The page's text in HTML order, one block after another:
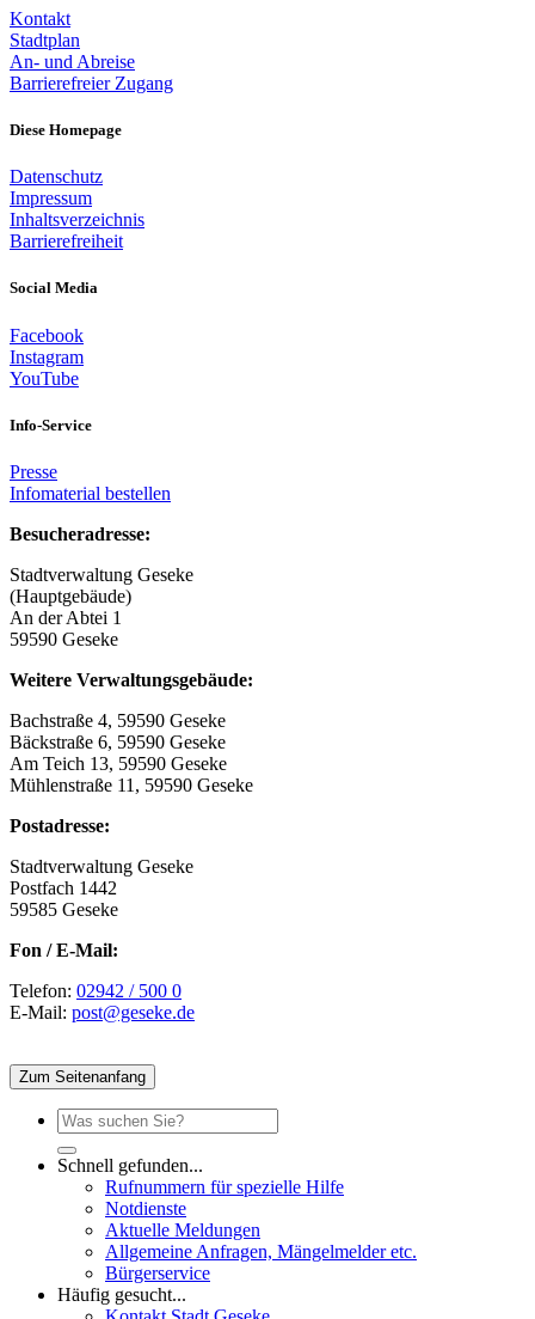
Kontakt
Stadtplan
An- und Abreise
Barrierefreier Zugang
Diese Homepage
Datenschutz
Impressum
Inhaltsverzeichnis
Barrierefreiheit
Social Media
Facebook
Instagram
YouTube
Info-Service
Presse
Infomaterial bestellen
Besucheradresse:
Stadtverwaltung Geseke
(Hauptgebäude)
An der Abtei 1
59590 Geseke
Weitere Verwaltungsgebäude:
Bachstraße 4, 59590 Geseke
Bäckstraße 6, 59590 Geseke
Am Teich 13, 59590 Geseke
Mühlenstraße 11, 59590 Geseke
Postadresse:
Stadtverwaltung Geseke
Postfach 1442
59585 Geseke
Fon / E-Mail:
Telefon: 02942 / 500 0
E-Mail: post@geseke.de
Zum Seitenanfang
Schnell gefunden...
Rufnummern für spezielle Hilfe
Notdienste
Aktuelle Meldungen
Allgemeine Anfragen, Mängelmelder etc.
Bürgerservice
Häufig gesucht...